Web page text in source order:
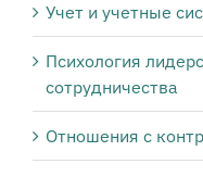
Учет и учетные
Психология
сотрудничества
Отношения с